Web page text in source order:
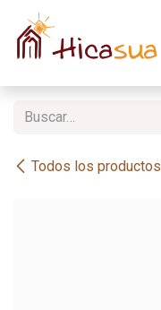
Ir al contenido
Todos los productos